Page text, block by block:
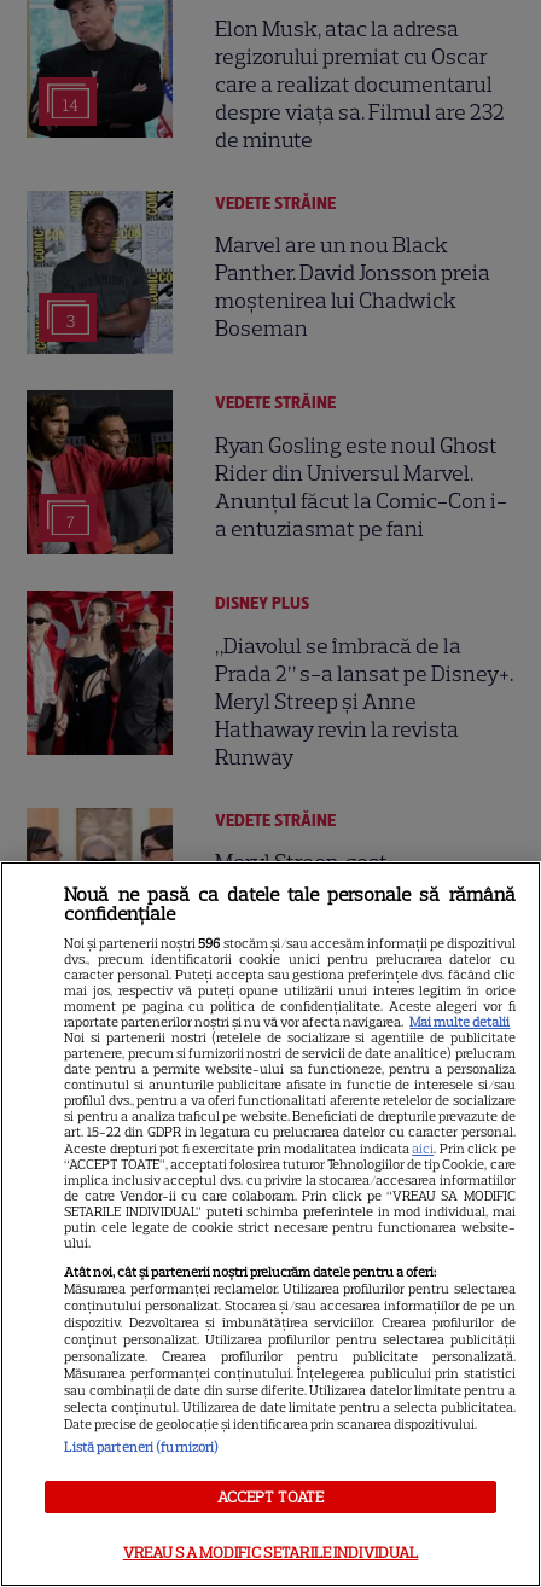
14
Elon Musk, atac la adresa
regizorului premiat cu Oscar
care a realizat documentarul
despre viața sa. Filmul are 232
de minute
3
VEDETE STRĂINE
Marvel are un nou Black
Panther. David Jonsson preia
moștenirea lui Chadwick
Boseman
7
VEDETE STRĂINE
Ryan Gosling este noul Ghost
Rider din Universul Marvel.
Anunțul făcut la Comic-Con i-
a entuziasmat pe fani
DISNEY PLUS
„Diavolul se îmbracă de la
Prada 2” s-a lansat pe Disney+.
Meryl Streep și Anne
Hathaway revin la revista
Runway
9
VEDETE STRĂINE
Meryl Streep, gest
impresionant pentru Anne
„Diavolul se îmbracă de la
Prada 2”. Ce salarii ar fi primit
actrițele
13
VEDETE STRĂINE
Tom Holland, decizie radicală
pentru noul său film! Ce
promisiune a făcut actorul
după momentele virale în care
a făcut senzație prin dans
13
SKYSHOWTIME
Scarlett Johansson și Kristin
Scott Thomas, din nou mamă
și fiică pe ecran în „My
Mother's Wedding”. Când
apare filmul pe SkyShowtime
PRIME VIDEO
Jamie Campbell Bower, starul
din „Stranger Things”, intră în
Nouă ne pasă ca datele tale personale să rămână
confidențiale
Noi și partenerii noștri596 stocăm și/sau accesăm informații pe dispozitivul
dvs., precum identificatorii cookie unici pentru prelucrarea datelor cu
caracter personal. Puteți accepta sau gestiona preferințele dvs. făcând clic
mai jos, respectiv vă puteți opune utilizării unui interes legitim în orice
moment pe pagina cu politica de confidențialitate. Aceste alegeri vor fi
raportate partenerilor noștri și nu vă vor afecta navigarea. Mai multe detalii
Noi si partenerii nostri (retelele de socializare si agentiile de publicitate
partenere, precum si furnizorii nostri de servicii de date analitice) prelucram
date pentru a permite website-ului sa functioneze, pentru a personaliza
continutul si anunturile publicitare afisate in functie de interesele si/sau
profilul dvs., pentru a va oferi functionalitati aferente retelelor de socializare
si pentru a analiza traficul pe website. Beneficiati de drepturile prevazute de
art. 15-22 din GDPR in legatura cu prelucrarea datelor cu caracter personal.
Aceste drepturi pot fi exercitate prin modalitatea indicataaici. Prin click pe
“ACCEPT TOATE”, acceptati folosirea tuturor Tehnologiilor de tip Cookie, care
implica inclusiv acceptul dvs. cu privire la stocarea/accesarea informatiilor
de catre Vendor-ii cu care colaboram. Prin click pe “VREAU SA MODIFIC
SETARILE INDIVIDUAL” puteti schimba preferintele in mod individual, mai
putin cele legate de cookie strict necesare pentru functionarea website-
ului.
Atât noi, cât și partenerii noștri prelucrăm datele pentru a oferi:
Măsurarea performanței reclamelor. Utilizarea profilurilor pentru selectarea
conținutului personalizat. Stocarea și/sau accesarea informațiilor de pe un
dispozitiv. Dezvoltarea și îmbunătățirea serviciilor. Crearea profilurilor de
conținut personalizat. Utilizarea profilurilor pentru selectarea publicității
personalizate. Crearea profilurilor pentru publicitate personalizată.
Măsurarea performanței conținutului. Înțelegerea publicului prin statistici
sau combinații de date din surse diferite. Utilizarea datelor limitate pentru a
selecta conținutul. Utilizarea de date limitate pentru a selecta publicitatea.
Date precise de geolocație și identificarea prin scanarea dispozitivului.
Listă parteneri (furnizori)
ACCEPT TOATE
VREAU SA MODIFIC SETARILE INDIVIDUAL